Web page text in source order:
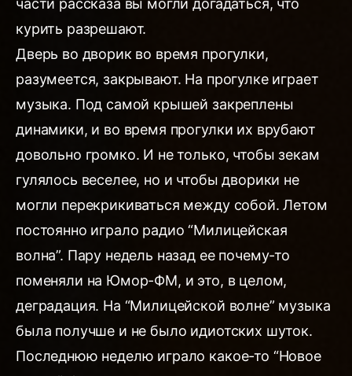
части рассказа вы могли догадаться, что
курить разрешают.
Дверь во дворик во время прогулки,
разумеется, закрывают. На прогулке играет
музыка. Под самой крышей закреплены
динамики, и во время прогулки их врубают
довольно громко. И не только, чтобы зекам
гулялось веселее, но и чтобы дворики не
могли перекрикиваться между собой. Летом
постоянно играло радио “Милицейская
волна”. Пару недель назад ее почему-то
поменяли на Юмор-ФМ, и это, в целом,
деградация. На “Милицейской волне” музыка
была получше и не было идиотских шуток.
Последнюю неделю играло какое-то “Новое